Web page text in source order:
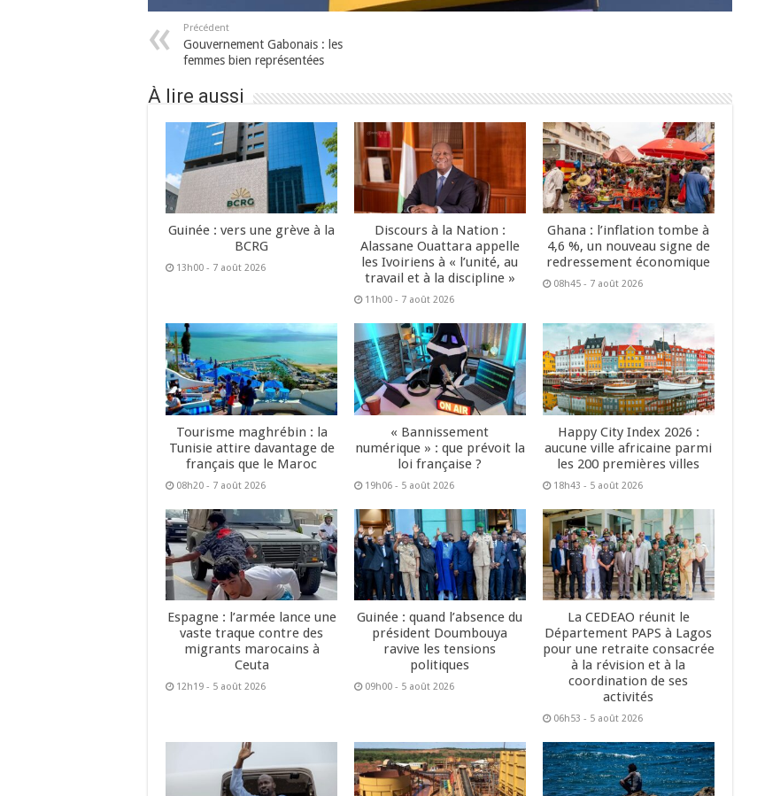
Précédent
Gouvernement Gabonais : les
femmes bien représentées
À lire aussi
Guinée : vers une grève à la
BCRG
13h00 - 7 août 2026
Discours à la Nation :
Alassane Ouattara appelle
les Ivoiriens à « l’unité, au
travail et à la discipline »
11h00 - 7 août 2026
Ghana : l’inflation tombe à
4,6 %, un nouveau signe de
redressement économique
08h45 - 7 août 2026
Tourisme maghrébin : la
Tunisie attire davantage de
français que le Maroc
08h20 - 7 août 2026
« Bannissement
numérique » : que prévoit la
loi française ?
19h06 - 5 août 2026
Happy City Index 2026 :
aucune ville africaine parmi
les 200 premières villes
18h43 - 5 août 2026
Espagne : l’armée lance une
vaste traque contre des
migrants marocains à
Ceuta
12h19 - 5 août 2026
Guinée : quand l’absence du
président Doumbouya
ravive les tensions
politiques
09h00 - 5 août 2026
La CEDEAO réunit le
Département PAPS à Lagos
pour une retraite consacrée
à la révision et à la
coordination de ses
activités
06h53 - 5 août 2026